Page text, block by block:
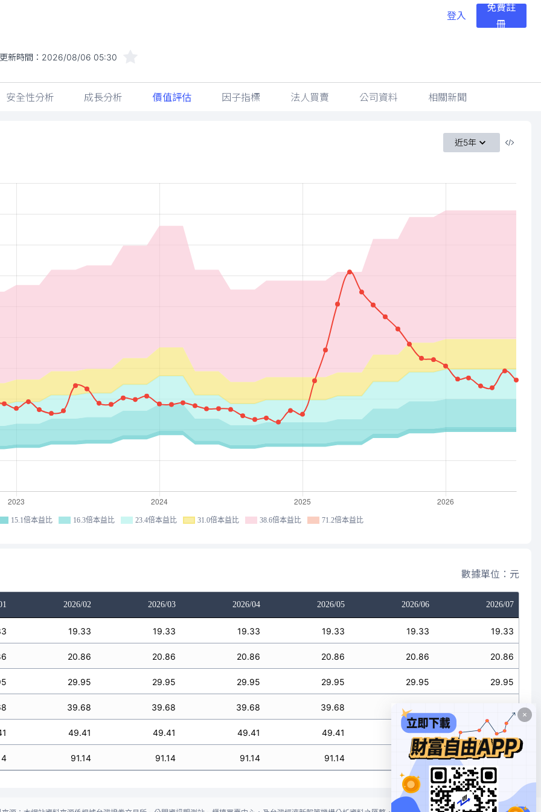
登入
免費註
冊
新時間： 2026/08/06 05:30
安全性分析 成長分析 價值評估 因子指標 法人買賣 公司資料 相關新聞
近5年
15.1倍本益比 16.3倍本益比 23.4倍本益比 31.0倍本益比 38.6倍本益比 71.2倍本益比
數據單位：元
2026/02 2026/03 2026/04 2026/05 2026/06 2026/07
19.33 19.33 19.33 19.33 19.33 19.33
20.86 20.86 20.86 20.86 20.86 20.86
29.95 29.95 29.95 29.95 29.95 29.95
39.68 39.68 39.68 39.68 39.68
49.41 49.41 49.41 49.41 49.41 49.41
91.14 91.14 91.14 91.14 91.14 91.14